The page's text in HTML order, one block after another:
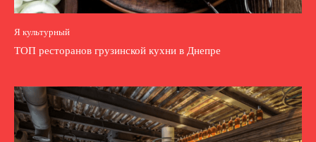
Я культурный
ТОП ресторанов грузинской кухни в Днепре